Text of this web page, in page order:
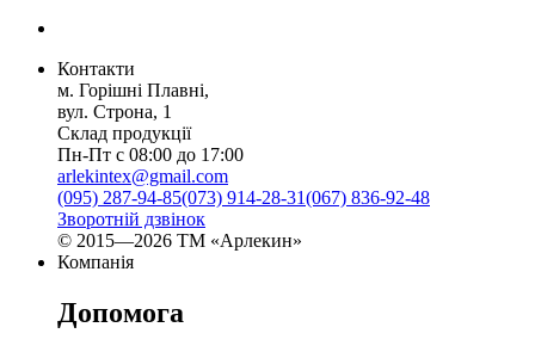
Контакти
м. Горішні Плавні,
вул. Строна, 1
Склад продукції
Пн-Пт с 08:00 до 17:00
arlekintex@gmail.com
(095) 287-94-85(073) 914-28-31(067) 836-92-48
Зворотній дзвінок
© 2015—2026 ТМ «Арлекин»
Компанія
Допомога